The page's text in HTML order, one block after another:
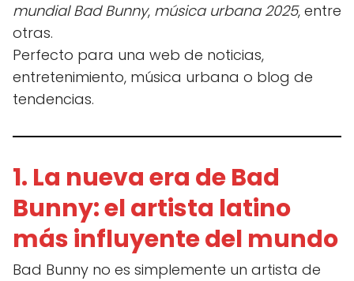
mundial Bad Bunny, música urbana 2025, entre
otras.
Perfecto para una web de noticias,
entretenimiento, música urbana o blog de
tendencias.
1. La nueva era de Bad
Bunny: el artista latino
más influyente del mundo
Bad Bunny no es simplemente un artista de